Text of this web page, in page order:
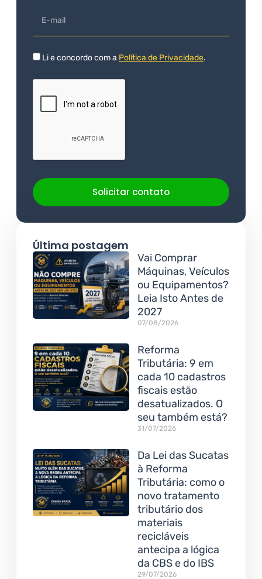
Li e concordo com a Política de Privacidade.
Solicitar contato
Última postagem
Vai Comprar
Máquinas, Veículos
ou Equipamentos?
Leia Isto Antes de
2027
07/08/2026
Reforma
Tributária: 9 em
cada 10 cadastros
fiscais estão
desatualizados. O
seu também está?
31/07/2026
Da Lei das Sucatas
à Reforma
Tributária: como o
novo tratamento
tributário dos
materiais
recicláveis
antecipa a lógica
da CBS e do IBS
29/07/2026